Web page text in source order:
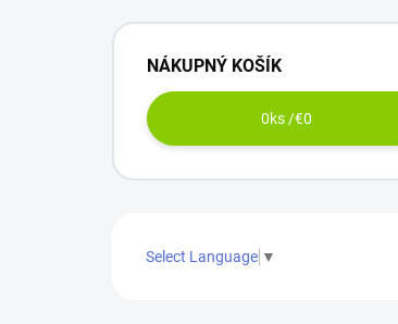
NÁKUPNÝ KOŠÍK
0ks /€0
Select Language ▼